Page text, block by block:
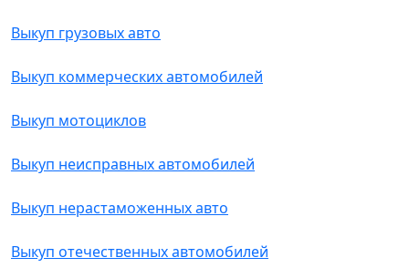
Выкуп грузовых авто
Выкуп коммерческих автомобилей
Выкуп мотоциклов
Выкуп неисправных автомобилей
Выкуп нерастаможенных авто
Выкуп отечественных автомобилей